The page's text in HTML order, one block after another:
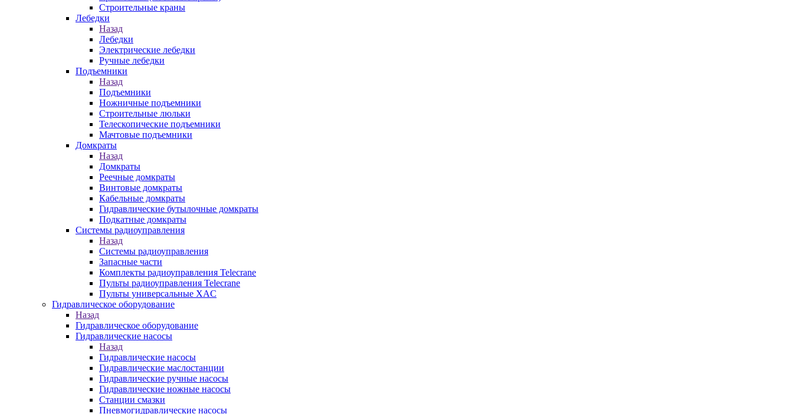
Строительные краны
Лебедки
Назад
Лебедки
Электрические лебедки
Ручные лебедки
Подъемники
Назад
Подъемники
Ножничные подъемники
Строительные люльки
Телескопические подъемники
Мачтовые подъемники
Домкраты
Назад
Домкраты
Реечные домкраты
Винтовые домкраты
Кабельные домкраты
Гидравлические бутылочные домкраты
Подкатные домкраты
Системы радиоуправления
Назад
Системы радиоуправления
Запасные части
Комплекты радиоуправления Telecrane
Пульты радиоуправления Telecrane
Пульты универсальные XAC
Гидравлическое оборудование
Назад
Гидравлическое оборудование
Гидравлические насосы
Назад
Гидравлические насосы
Гидравлические маслостанции
Гидравлические ручные насосы
Гидравлические ножные насосы
Станции смазки
Пневмогидравлические насосы